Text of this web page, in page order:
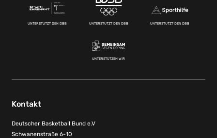
UNTERSTÜTZT DEN DBB UNTERSTÜTZT DEN DBB UNTERSTÜTZT DEN DBB
UNTERSTÜTZEN WIR
Kontakt
Deutscher Basketball Bund e.V
Schwanenstraße 6-10